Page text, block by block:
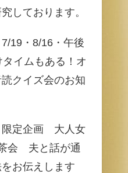
しております。
19・8/16・午後
イムもある！オ
クイズ会のお知
限定企画 大人女
会 夫と話が通
お伝えします